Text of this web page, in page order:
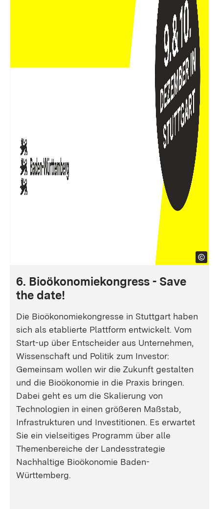
6. Bioökonomiekongress - Save
the date!
Die Bioökonomiekongresse in Stuttgart haben
sich als etablierte Plattform entwickelt. Vom
Start-up über Entscheider aus Unternehmen,
Wissenschaft und Politik zum Investor:
Gemeinsam wollen wir die Zukunft gestalten
und die Bioökonomie in die Praxis bringen.
Dabei geht es um die Skalierung von
Technologien in einen größeren Maßstab,
Infrastrukturen und Investitionen. Es erwartet
Sie ein vielseitiges Programm über alle
Themenbereiche der Landesstrategie
Nachhaltige Bioökonomie Baden-
Württemberg.